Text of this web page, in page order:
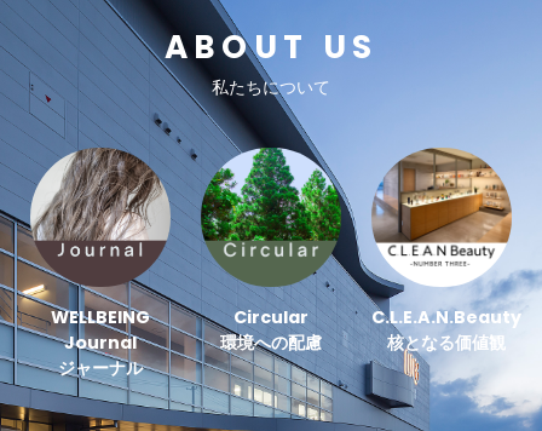
ABOUT US
私たちについて
WELLBEING
Journal
ジャーナル
Circular
環境への配慮
C.L.E.A.N.Beauty
核となる価値観